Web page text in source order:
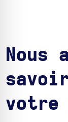
Nous
votre